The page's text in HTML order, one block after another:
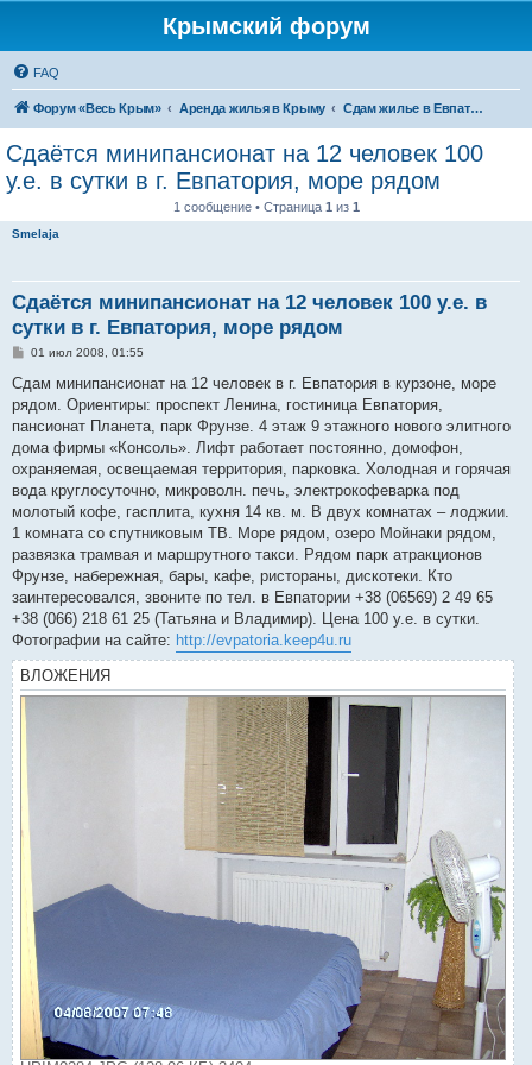
Крымский форум
FAQ
Форум «Весь Крым» Аренда жилья в Крыму Сдам жилье в Евпатории, Саках
Сдаётся минипансионат на 12 человек 100
у.е. в сутки в г. Евпатория, море рядом
1 сообщение • Страница 1 из 1
Smelaja
Сдаётся минипансионат на 12 человек 100 у.е. в
сутки в г. Евпатория, море рядом
С
о
б
щ
е
и
е
01 июл 2008, 01:55
Сдам минипансионат на 12 человек в г. Евпатория в курзоне, море
рядом. Ориентиры: проспект Ленина, гостиница Евпатория,
пансионат Планета, парк Фрунзе. 4 этаж 9 этажного нового элитного
дома фирмы «Консоль». Лифт работает постоянно, домофон,
охраняемая, освещаемая территория, парковка. Холодная и горячая
вода круглосуточно, микроволн. печь, электрокофеварка под
молотый кофе, гасплита, кухня 14 кв. м. В двух комнатах – лоджии.
1 комната со спутниковым ТВ. Море рядом, озеро Мойнаки рядом,
развязка трамвая и маршрутного такси. Рядом парк атракционов
Фрунзе, набережная, бары, кафе, ристораны, дискотеки. Кто
заинтересовался, звоните по тел. в Евпатории +38 (06569) 2 49 65
+38 (066) 218 61 25 (Татьяна и Владимир). Цена 100 у.е. в сутки.
Фотографии на сайте: http://evpatoria.keep4u.ru
ВЛОЖЕНИЯ